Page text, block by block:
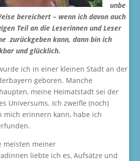
unbe
bereichert – wenn ich davon auch
Teil an die Leserinnen und Leser
zurückgeben kann, dann bin ich
und glücklich.
ich in einer kleinen Stadt an der
geboren. Manche
meine Heimatstadt sei der
Universums. Ich zweifle (noch)
mich erinnern kann, habe ich
meisten meiner
liebte ich es, Aufsätze und